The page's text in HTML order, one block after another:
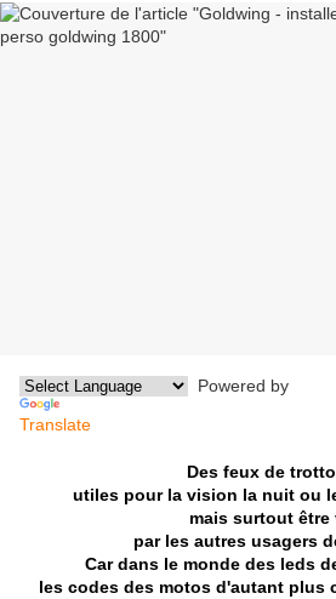
Powered by
Translate
Des feux de
utiles pour la vision la nuit ou
mais surtout être
par les autres usagers
Car dans le monde des leds
les codes des motos d'autant plus